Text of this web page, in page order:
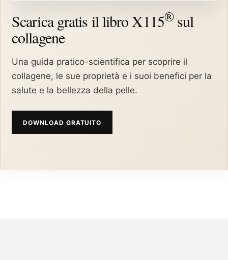
Scarica gratis il libro X115®sul
collagene
Una guida pratico-scientifica per scoprire il
collagene, le sue proprietà e i suoi benefici per la
salute e la bellezza della pelle.
DOWNLOAD GRATUITO